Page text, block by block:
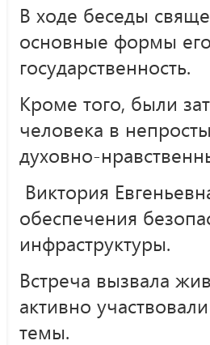
В ходе беседы
основные формы
государственность.
Кроме того, были
человека в
духовно-
Виктория
обеспечения
инфраструктуры.
Встреча вызвала
активно
темы.